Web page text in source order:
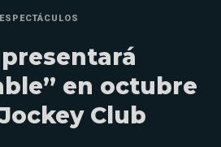
ESPECTÁCULOS
en octubre
Club